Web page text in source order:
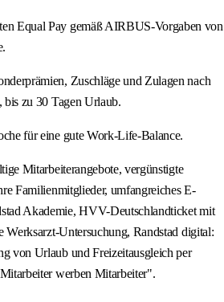
Equal Pay gemäß AIRBUS-Vorgaben von
Zuschläge und Zulagen nach
zu 30 Tagen Urlaub.
für eine gute Work-Life-Balance.
Mitarbeiterangebote, vergünstigte
Familienmitglieder, umfangreiches E-
Akademie, HVV-Deutschlandticket mit
Werksarzt-Untersuchung, Randstad digital:
von Urlaub und Freizeitausgleich per
werben Mitarbeiter".